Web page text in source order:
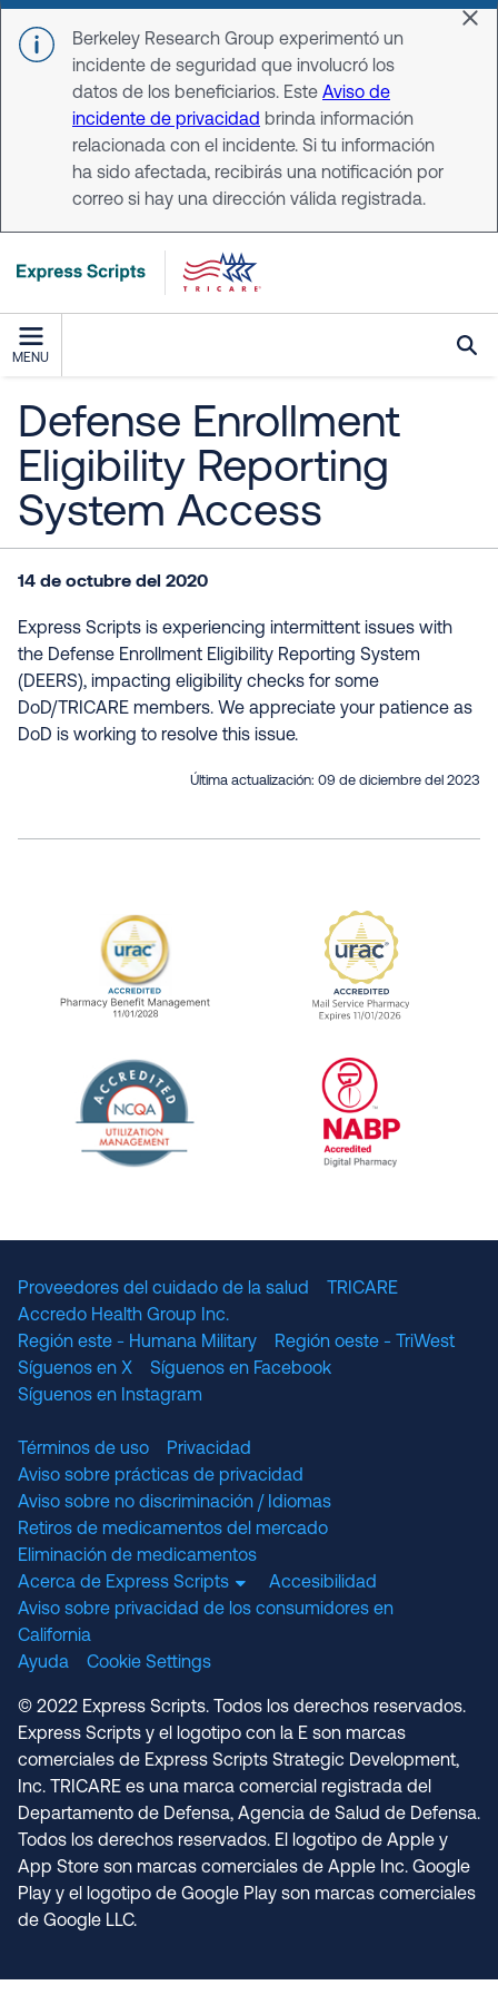
Skip to main content
Berkeley Research Group experimentó un
incidente de seguridad que involucró los
datos de los beneficiarios. Este Aviso de
incidente de privacidad brinda información
relacionada con el incidente. Si tu información
ha sido afectada, recibirás una notificación por
correo si hay una dirección válida registrada.
MENU
Defense Enrollment
Eligibility Reporting
System Access
14 de octubre del 2020
Express Scripts is experiencing intermittent issues with
the Defense Enrollment Eligibility Reporting System
(DEERS), impacting eligibility checks for some
DoD/TRICARE members. We appreciate your patience as
DoD is working to resolve this issue.
Última actualización: 09 de diciembre del 2023
URAC Accredited Pharmacy Benefit
URAC
Proveedores del cuidado de la salud
TRICARE
Accredo Health Group Inc.
Región este - Humana Military
Región oeste - TriWest
Síguenos en X
Síguenos en Facebook
Síguenos en Instagram
Términos de uso
Privacidad
Aviso sobre prácticas de privacidad
Aviso sobre no discriminación / Idiomas
Retiros de medicamentos del mercado
Eliminación de medicamentos
Acerca de Express Scripts
Accesibilidad
Aviso sobre privacidad de los consumidores en
California
Ayuda
Cookie Settings
© 2022 Express Scripts. Todos los derechos reservados.
Express Scripts y el logotipo con la E son marcas
comerciales de Express Scripts Strategic Development,
Inc. TRICARE es una marca comercial registrada del
Departamento de Defensa, Agencia de Salud de Defensa.
Todos los derechos reservados. El logotipo de Apple y
App Store son marcas comerciales de Apple Inc. Google
Play y el logotipo de Google Play son marcas comerciales
de Google LLC.